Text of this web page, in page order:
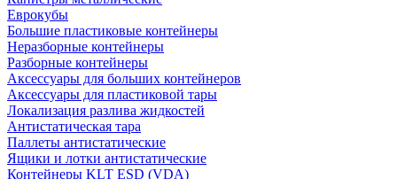
Еврокубы
Большие пластиковые контейнеры
Неразборные контейнеры
Разборные контейнеры
Аксессуары для больших контейнеров
Аксессуары для пластиковой тары
Локализация разлива жидкостей
Антистатическая тара
Паллеты антистатические
Ящики и лотки антистатические
Контейнеры KLT ESD (VDA)